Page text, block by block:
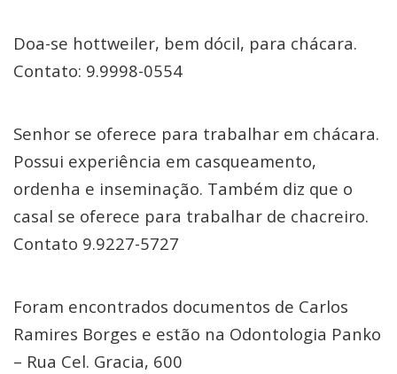
Doa-se hottweiler, bem dócil, para chácara.
Contato: 9.9998-0554
Senhor se oferece para trabalhar em chácara.
Possui experiência em casqueamento,
ordenha e inseminação. Também diz que o
casal se oferece para trabalhar de chacreiro.
Contato 9.9227-5727
Foram encontrados documentos de Carlos
Ramires Borges e estão na Odontologia Panko
– Rua Cel. Gracia, 600